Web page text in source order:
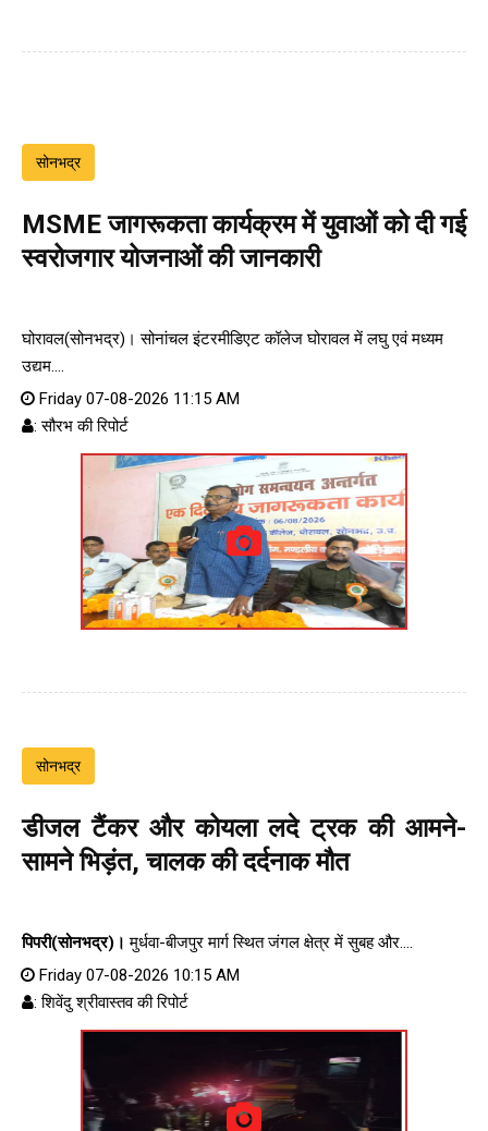
सोनभद्र
MSME जागरूकता कार्यक्रम में युवाओं को दी गई
स्वरोजगार योजनाओं की जानकारी
घोरावल(सोनभद्र)। सोनांचल इंटरमीडिएट कॉलेज घोरावल में लघु एवं मध्यम
उद्यम....
Friday 07-08-2026 11:15 AM
: सौरभ की रिपोर्ट
सोनभद्र
डीजल टैंकर और कोयला लदे ट्रक की आमने-
सामने भिड़ंत, चालक की दर्दनाक मौत
पिपरी(सोनभद्र)। मुर्धवा-बीजपुर मार्ग स्थित जंगल क्षेत्र में सुबह और....
Friday 07-08-2026 10:15 AM
: शिवेंदु श्रीवास्तव की रिपोर्ट